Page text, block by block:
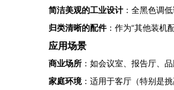
简洁美观的工业设计 ：全黑色调
归类清晰的配件：作为“其他装机
应用场景
商业场所 ：如会议室、报告厅、
家庭环境：适用于客厅（特别是